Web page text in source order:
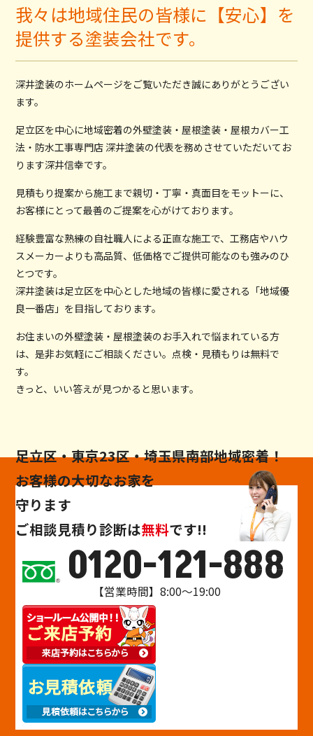
我々は地域住民の皆様に【安心】を
提供する塗装会社です。
深井塗装のホームページをご覧いただき誠にありがとうござい
ます。
足立区を中心に地域密着の外壁塗装・屋根塗装・屋根カバー工
法・防水工事専門店 深井塗装の代表を務めさせていただいてお
ります深井信幸です。
見積もり提案から施工まで親切・丁寧・真面目をモットーに、
お客様にとって最善のご提案を心がけております。
経験豊富な熟練の自社職人による正直な施工で、工務店やハウ
スメーカーよりも高品質、低価格でご提供可能なのも強みのひ
とつです。
深井塗装は足立区を中心とした地域の皆様に愛される「地域優
良一番店」を目指しております。
お住まいの外壁塗装・屋根塗装のお手入れで悩まれている方
は、是非お気軽にご相談ください。点検・見積もりは無料で
す。
きっと、いい答えが見つかると思います。
足立区・東京23区・埼玉県南部地域密着！
お客様の大切なお家を
守ります
ご相談見積り診断は無料です!!
0120-121-888
【営業時間】8:00～19:00